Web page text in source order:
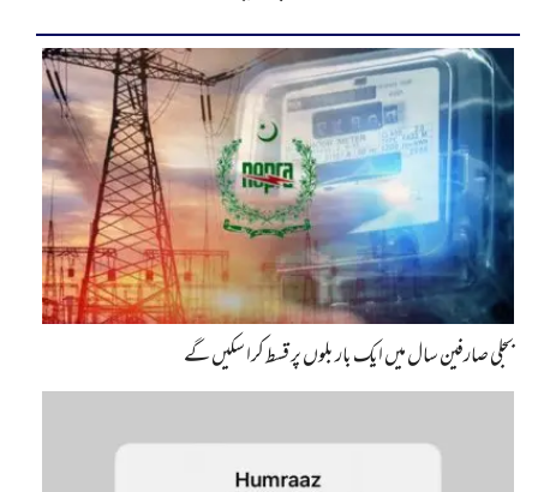
بجلی صارفین سال میں ایک بار بلوں پر قسط کرا سکیں گے